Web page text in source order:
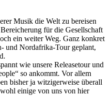
Musik die Welt zu bereisen
für die Gesellschaft
ein weiter Weg. Ganz konkret
und Nordafrika-Tour geplant,
wie unsere Releasetour und
so ankommt. Vor allem
bisher ja witzigerweise überall
einige von uns von hier